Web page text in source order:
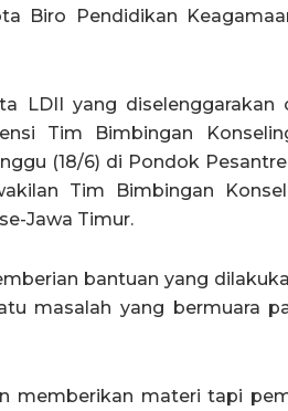
Biro Pendidikan
LDII yang diselenggarakan
Tim Bimbingan
(18/6) di Pondok
Tim Bimbingan
Jawa Timur.
bantuan yang
masalah yang bermuara
memberikan materi tapi